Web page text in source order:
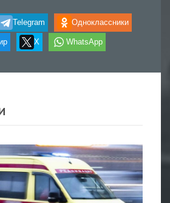
Telegram Одноклассники
X WhatsApp